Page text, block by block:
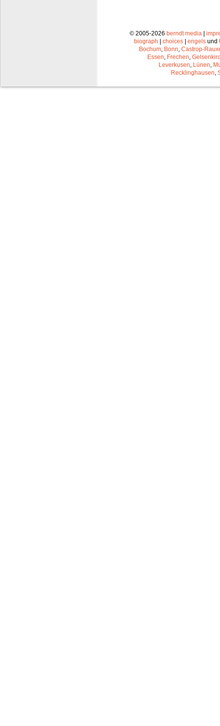
© 2005-2026 berndt media |
biograph | choices | engels und
Bochum Bonn Castrop-
Essen Frechen
Leverkusen Lünen
Recklinghausen